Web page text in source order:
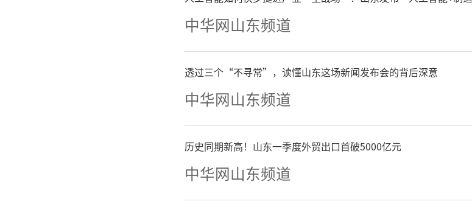
博士后是青年人才中最
力和发展动力的群体，是青
力军。德州市始终将博士后
才工作的突出位置，推动实
质行动，统筹做好政策供给
中华网山东频道
透过三个“不寻常”，读懂山东这场新闻发布会的背后深意
中华网山东频道
历史同期新高！山东一季度外贸出口首破5000亿元
中华网山东频道